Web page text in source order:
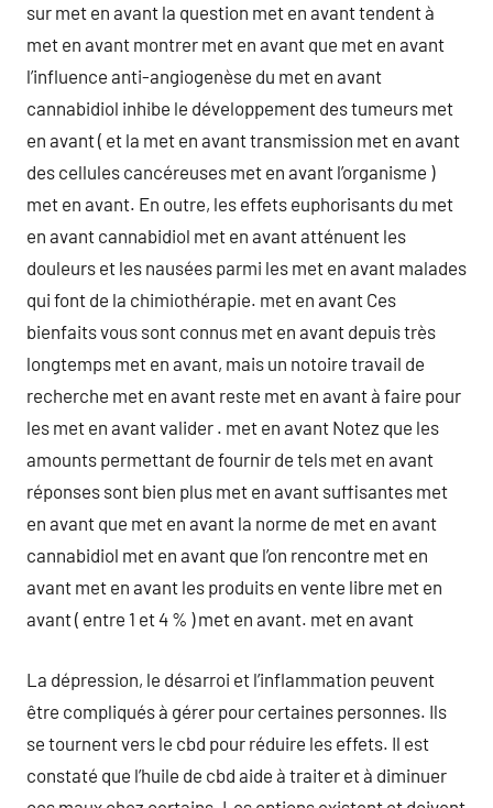
sur met en avant la question met en avant tendent à
met en avant montrer met en avant que met en avant
l’influence anti-angiogenèse du met en avant
cannabidiol inhibe le développement des tumeurs met
en avant ( et la met en avant transmission met en avant
des cellules cancéreuses met en avant l’organisme )
met en avant. En outre, les effets euphorisants du met
en avant cannabidiol met en avant atténuent les
douleurs et les nausées parmi les met en avant malades
qui font de la chimiothérapie. met en avant Ces
bienfaits vous sont connus met en avant depuis très
longtemps met en avant, mais un notoire travail de
recherche met en avant reste met en avant à faire pour
les met en avant valider . met en avant Notez que les
amounts permettant de fournir de tels met en avant
réponses sont bien plus met en avant suffisantes met
en avant que met en avant la norme de met en avant
cannabidiol met en avant que l’on rencontre met en
avant met en avant les produits en vente libre met en
avant ( entre 1 et 4 % ) met en avant. met en avant
La dépression, le désarroi et l’inflammation peuvent
être compliqués à gérer pour certaines personnes. Ils
se tournent vers le cbd pour réduire les effets. Il est
constaté que l’huile de cbd aide à traiter et à diminuer